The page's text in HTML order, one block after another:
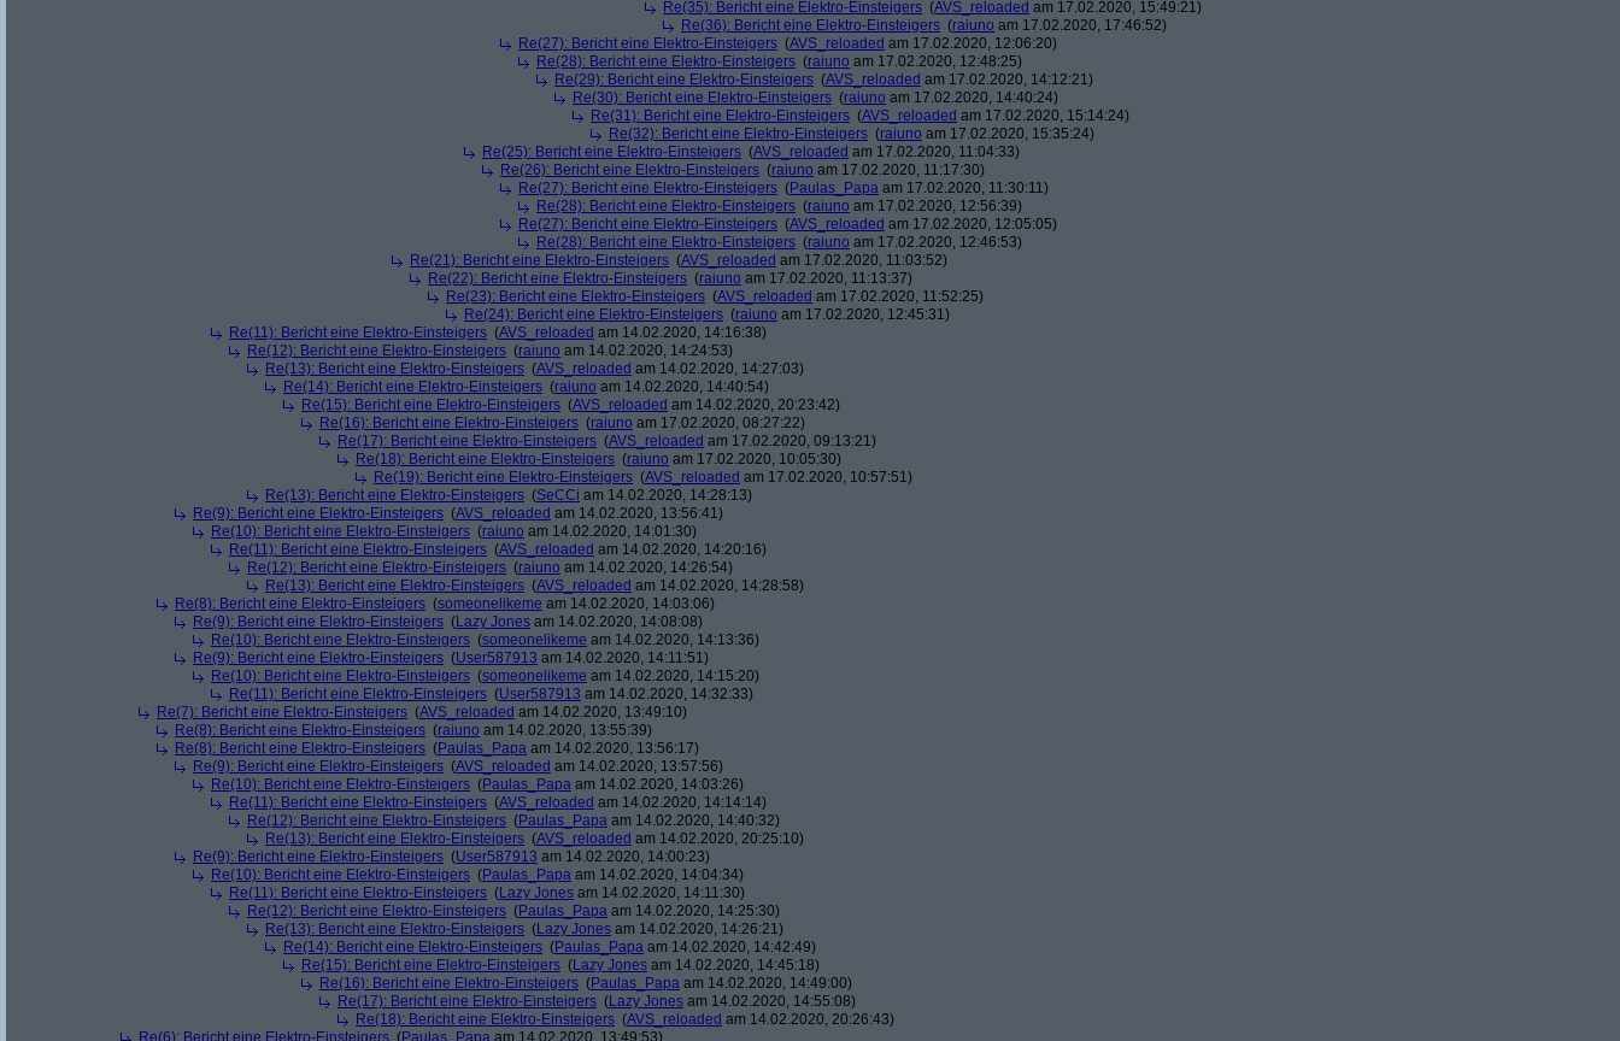
Re(35): Bericht eine Elektro-Einsteigers (AVS_reloaded am 17.02.2020, 15:49:21)
Re(36): Bericht eine Elektro-Einsteigers (raiuno am 17.02.2020, 17:46:52)
Re(27): Bericht eine Elektro-Einsteigers (AVS_reloaded am 17.02.2020, 12:06:20)
Re(28): Bericht eine Elektro-Einsteigers (raiuno am 17.02.2020, 12:48:25)
Re(29): Bericht eine Elektro-Einsteigers (AVS_reloaded am 17.02.2020, 14:12:21)
Re(30): Bericht eine Elektro-Einsteigers (raiuno am 17.02.2020, 14:40:24)
Re(31): Bericht eine Elektro-Einsteigers (AVS_reloaded am 17.02.2020, 15:14:24)
Re(32): Bericht eine Elektro-Einsteigers (raiuno am 17.02.2020, 15:35:24)
Re(25): Bericht eine Elektro-Einsteigers (AVS_reloaded am 17.02.2020, 11:04:33)
Re(26): Bericht eine Elektro-Einsteigers (raiuno am 17.02.2020, 11:17:30)
Re(27): Bericht eine Elektro-Einsteigers (Paulas_Papa am 17.02.2020, 11:30:11)
Re(28): Bericht eine Elektro-Einsteigers (raiuno am 17.02.2020, 12:56:39)
Re(27): Bericht eine Elektro-Einsteigers (AVS_reloaded am 17.02.2020, 12:05:05)
Re(28): Bericht eine Elektro-Einsteigers (raiuno am 17.02.2020, 12:46:53)
Re(21): Bericht eine Elektro-Einsteigers (AVS_reloaded am 17.02.2020, 11:03:52)
Re(22): Bericht eine Elektro-Einsteigers (raiuno am 17.02.2020, 11:13:37)
Re(23): Bericht eine Elektro-Einsteigers (AVS_reloaded am 17.02.2020, 11:52:25)
Re(24): Bericht eine Elektro-Einsteigers (raiuno am 17.02.2020, 12:45:31)
Re(11): Bericht eine Elektro-Einsteigers (AVS_reloaded am 14.02.2020, 14:16:38)
Re(12): Bericht eine Elektro-Einsteigers (raiuno am 14.02.2020, 14:24:53)
Re(13): Bericht eine Elektro-Einsteigers (AVS_reloaded am 14.02.2020, 14:27:03)
Re(14): Bericht eine Elektro-Einsteigers (raiuno am 14.02.2020, 14:40:54)
Re(15): Bericht eine Elektro-Einsteigers (AVS_reloaded am 14.02.2020, 20:23:42)
Re(16): Bericht eine Elektro-Einsteigers (raiuno am 17.02.2020, 08:27:22)
Re(17): Bericht eine Elektro-Einsteigers (AVS_reloaded am 17.02.2020, 09:13:21)
Re(18): Bericht eine Elektro-Einsteigers (raiuno am 17.02.2020, 10:05:30)
Re(19): Bericht eine Elektro-Einsteigers (AVS_reloaded am 17.02.2020, 10:57:51)
Re(13): Bericht eine Elektro-Einsteigers (SeCCi am 14.02.2020, 14:28:13)
Re(9): Bericht eine Elektro-Einsteigers (AVS_reloaded am 14.02.2020, 13:56:41)
Re(10): Bericht eine Elektro-Einsteigers (raiuno am 14.02.2020, 14:01:30)
Re(11): Bericht eine Elektro-Einsteigers (AVS_reloaded am 14.02.2020, 14:20:16)
Re(12): Bericht eine Elektro-Einsteigers (raiuno am 14.02.2020, 14:26:54)
Re(13): Bericht eine Elektro-Einsteigers (AVS_reloaded am 14.02.2020, 14:28:58)
Re(8): Bericht eine Elektro-Einsteigers (someonelikeme am 14.02.2020, 14:03:06)
Re(9): Bericht eine Elektro-Einsteigers (Lazy Jones am 14.02.2020, 14:08:08)
Re(10): Bericht eine Elektro-Einsteigers (someonelikeme am 14.02.2020, 14:13:36)
Re(9): Bericht eine Elektro-Einsteigers (User587913 am 14.02.2020, 14:11:51)
Re(10): Bericht eine Elektro-Einsteigers (someonelikeme am 14.02.2020, 14:15:20)
Re(11): Bericht eine Elektro-Einsteigers (User587913 am 14.02.2020, 14:32:33)
Re(7): Bericht eine Elektro-Einsteigers (AVS_reloaded am 14.02.2020, 13:49:10)
Re(8): Bericht eine Elektro-Einsteigers (raiuno am 14.02.2020, 13:55:39)
Re(8): Bericht eine Elektro-Einsteigers (Paulas_Papa am 14.02.2020, 13:56:17)
Re(9): Bericht eine Elektro-Einsteigers (AVS_reloaded am 14.02.2020, 13:57:56)
Re(10): Bericht eine Elektro-Einsteigers (Paulas_Papa am 14.02.2020, 14:03:26)
Re(11): Bericht eine Elektro-Einsteigers (AVS_reloaded am 14.02.2020, 14:14:14)
Re(12): Bericht eine Elektro-Einsteigers (Paulas_Papa am 14.02.2020, 14:40:32)
Re(13): Bericht eine Elektro-Einsteigers (AVS_reloaded am 14.02.2020, 20:25:10)
Re(9): Bericht eine Elektro-Einsteigers (User587913 am 14.02.2020, 14:00:23)
Re(10): Bericht eine Elektro-Einsteigers (Paulas_Papa am 14.02.2020, 14:04:34)
Re(11): Bericht eine Elektro-Einsteigers (Lazy Jones am 14.02.2020, 14:11:30)
Re(12): Bericht eine Elektro-Einsteigers (Paulas_Papa am 14.02.2020, 14:25:30)
Re(13): Bericht eine Elektro-Einsteigers (Lazy Jones am 14.02.2020, 14:26:21)
Re(14): Bericht eine Elektro-Einsteigers (Paulas_Papa am 14.02.2020, 14:42:49)
Re(15): Bericht eine Elektro-Einsteigers (Lazy Jones am 14.02.2020, 14:45:18)
Re(16): Bericht eine Elektro-Einsteigers (Paulas_Papa am 14.02.2020, 14:49:00)
Re(17): Bericht eine Elektro-Einsteigers (Lazy Jones am 14.02.2020, 14:55:08)
Re(18): Bericht eine Elektro-Einsteigers (AVS_reloaded am 14.02.2020, 20:26:43)
Re(6): Bericht eine Elektro-Einsteigers (Paulas_Papa am 14.02.2020, 13:49:53)